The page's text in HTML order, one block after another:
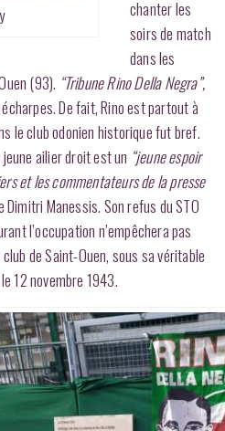
chanter les
soirs de match
dans les
(93). “Tribune Rino Della Negra”,
De fait, Rino est partout à
le club odonien historique fut bref.
ailier droit est un “jeune espoir
et les commentateurs de la presse
Manessis. Son refus du STO
l’occupation n’empêchera pas
de Saint-Ouen, sous sa véritable
12 novembre 1943.